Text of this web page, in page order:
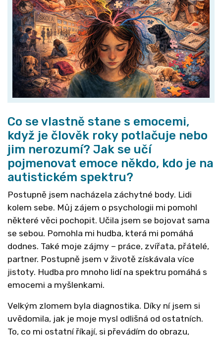
Co se vlastně stane s emocemi,
když je člověk roky potlačuje nebo
jim nerozumí? Jak se učí
pojmenovat emoce někdo, kdo je na
autistickém spektru?
Postupně jsem nacházela záchytné body. Lidi
kolem sebe. Můj zájem o psychologii mi pomohl
některé věci pochopit. Učila jsem se bojovat sama
se sebou. Pomohla mi hudba, která mi pomáhá
dodnes. Také moje zájmy – práce, zvířata, přátelé,
partner. Postupně jsem v životě získávala více
jistoty. Hudba pro mnoho lidí na spektru pomáhá s
emocemi a myšlenkami.
Velkým zlomem byla diagnostika. Díky ní jsem si
uvědomila, jak je moje mysl odlišná od ostatních.
To, co mi ostatní říkají, si převádím do obrazu,